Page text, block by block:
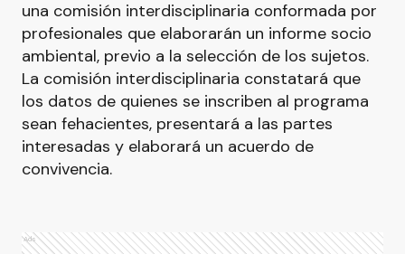
una comisión interdisciplinaria conformada por
profesionales que elaborarán un informe socio
ambiental, previo a la selección de los sujetos.
La comisión interdisciplinaria constatará que
los datos de quienes se inscriben al programa
sean fehacientes, presentará a las partes
interesadas y elaborará un acuerdo de
convivencia.
Ads